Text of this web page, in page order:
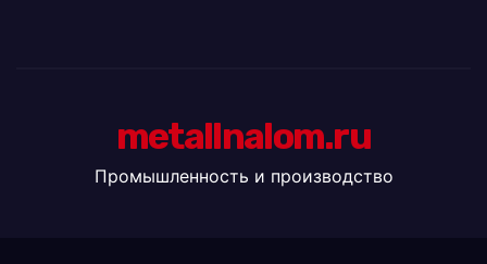
metallnalom.ru
Промышленность и производство